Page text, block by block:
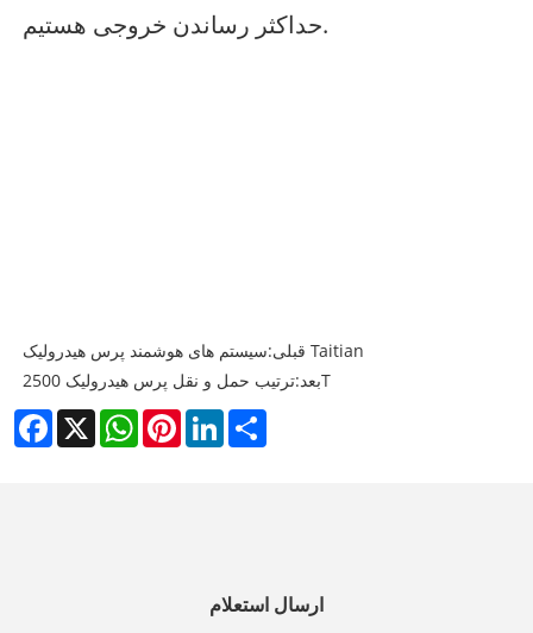
حداکثر رساندن خروجی هستیم.
قبلی: سیستم های هوشمند پرس هیدرولیک Taitian
بعد:ترتیب حمل و نقل پرس هیدرولیک 2500T
Facebook
X WhatsAppPinterestLinkedIn
ارسال استعلام